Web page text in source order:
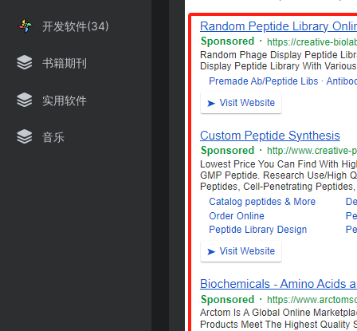
开发软件(34)
书籍期刊
实用软件
音乐